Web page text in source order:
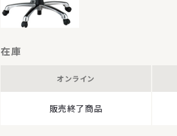
在庫
オンライン
販売終了商品